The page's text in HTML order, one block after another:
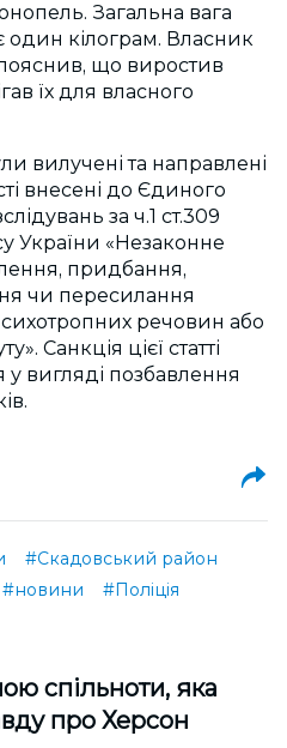
Загальна вага
кілограм. Власник
що виростив
їх для власного
вилучені та направлені
внесені до Єдиного
за ч.1 ст.309
України «Незаконне
придбання,
чи пересилання
речовин або
Санкція цієї статті
вигляді позбавлення
#Скадовський район
#новини #Поліція
спільноти, яка
про Херсон